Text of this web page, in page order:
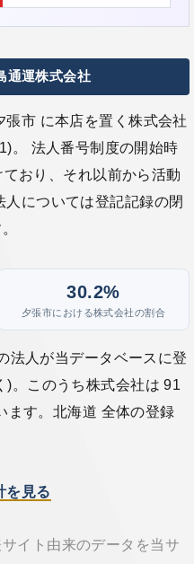
通運株式会社
市 に本店を置く株式会社
。 法人番号制度の開始時
おり、それ以前から活動
人については登記記録の閉
30.2%
夕張市における株式会社の割合
法人が当データベースに登
)。このうち株式会社は 91
ます。北海道 全体の登録
を見る
イト由来のデータを当サ